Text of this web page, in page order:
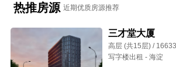
热推房源 近期优质房源推荐
三才堂大厦
高层 (共15层) /
写字楼出租 - 海淀